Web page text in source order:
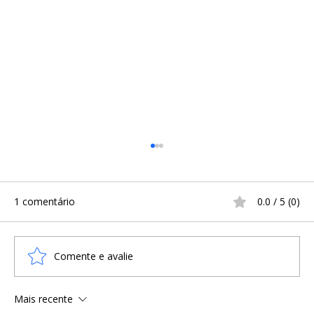
1 comentário 0.0 / 5 (0)
Comente e avalie
Mais recente